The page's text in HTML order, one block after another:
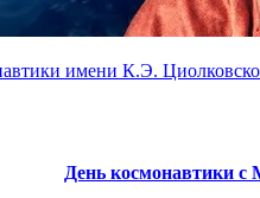
имени К.Э.
День космонавтики с